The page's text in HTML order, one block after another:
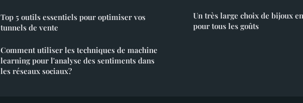
Top 5 outils essentiels pour optimiser vos
tunnels de vente
Comment utiliser les techniques de machine
learning pour l'analyse des sentiments dans
les réseaux sociaux?
Un très large choix de bijoux
pour tous les goûts